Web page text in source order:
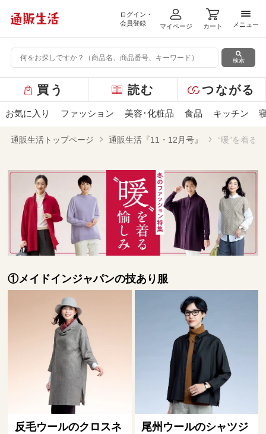
ログイン・
会員登録
マイページ カート
メニ
メニュー
検索
ー
バ
ュ
買う 読む つながる
お気に入り ファッション 美容･化粧品 食品 キッチン
通販生活トップページ 通販生活『11・12月号』 “暖”を着る
①メイドインジャパンの技あり服
反毛ウールのクロスネ
尾州ウールのシャツジ